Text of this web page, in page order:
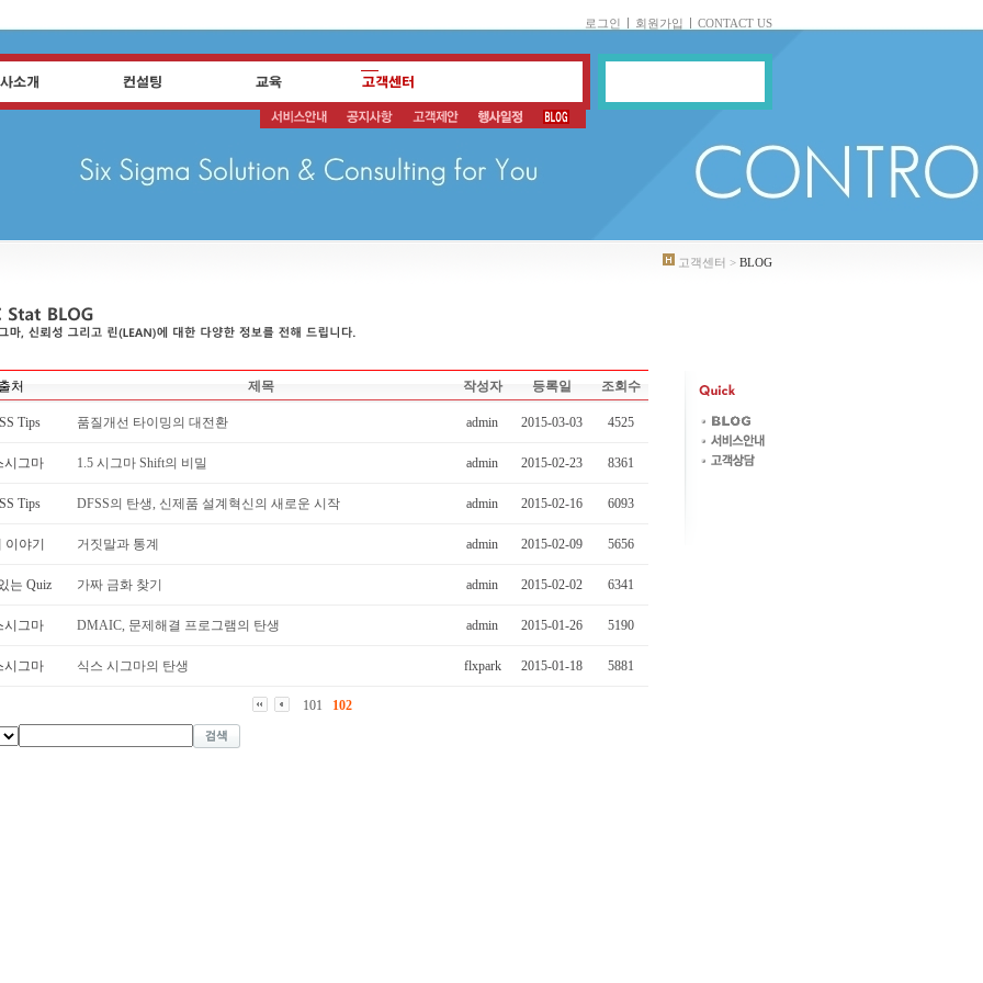
로그인 회원가입 CONTACT US
고객센터 > BLOG
처 제목 작성자 등록일 조회수
Tips 품질개선 타이밍의 대전환 admin 2015-03-03 4525
시그마 1.5 시그마 Shift의 비밀 admin 2015-02-23 8361
Tips DFSS의 탄생, 신제품 설계혁신의 새로운 시작 admin 2015-02-16 6093
이야기 거짓말과 통계 admin 2015-02-09 5656
는 Quiz 가짜 금화 찾기 admin 2015-02-02 6341
시그마 DMAIC, 문제해결 프로그램의 탄생 admin 2015-01-26 5190
시그마 식스 시그마의 탄생 flxpark 2015-01-18 5881
101 102